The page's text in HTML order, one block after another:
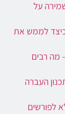
על
לממש את
מה רבים
העברה
לפורשים